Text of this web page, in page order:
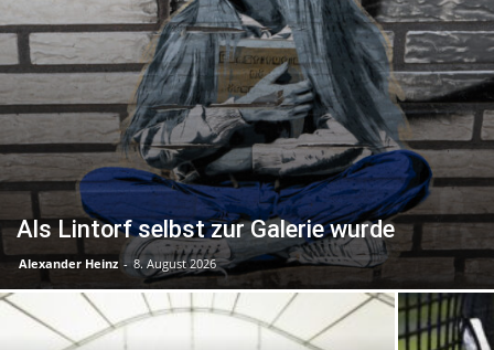
Als Lintorf selbst zur Galerie wurde
Alexander Heinz - 8. August 2026